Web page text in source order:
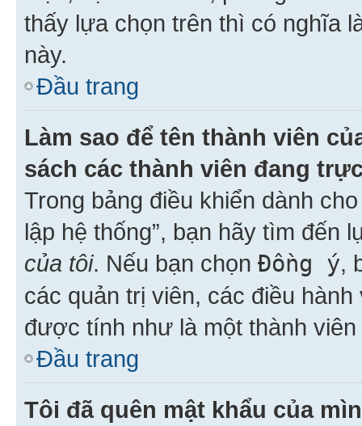
thấy lựa chọn trên thì có nghĩa
này.
Đầu trang
Làm sao để tên thành viên
sách các thành viên đang
Trong bảng điều khiển dành
lập hệ thống”, bạn hãy tìm đến
của tôi. Nếu bạn chọn Đồng ý,
các quản trị viên, các điều
được tính như là một thành viên
Đầu trang
Tôi đã quên mật khẩu của